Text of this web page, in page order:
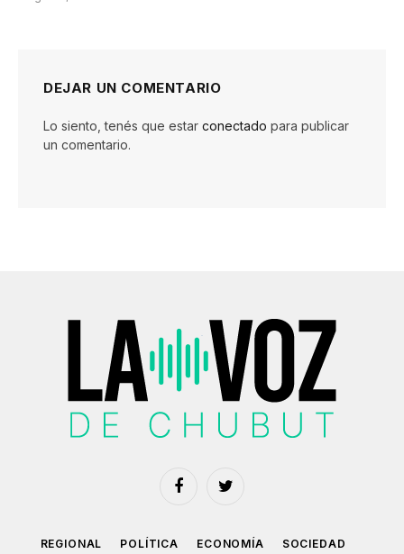
DEJAR UN COMENTARIO
Lo siento, tenés que estar conectado para publicar
un comentario.
FacebookTwitter
REGIONAL POLÍTICA ECONOMÍA SOCIEDAD